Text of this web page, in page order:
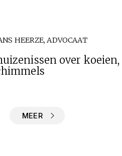
HEERZE, ADVOCAAT
over koeien,
MEER